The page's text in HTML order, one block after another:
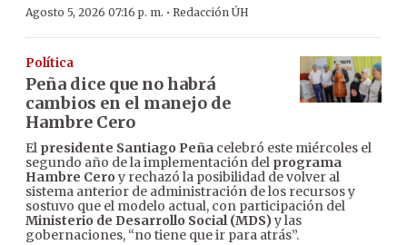
Agosto 5, 2026 07:16 p. m. · Redacción ÚH
Política
Peña dice que no habrá
cambios en el manejo de
Hambre Cero
El presidente Santiago Peña celebró este miércoles el
segundo año de la implementación del programa
Hambre Cero y rechazó la posibilidad de volver al
sistema anterior de administración de los recursos y
sostuvo que el modelo actual, con participación del
Ministerio de Desarrollo Social (MDS)y las
gobernaciones, “no tiene que ir para atrás”.